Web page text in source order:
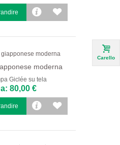
moderna
Giclée su tela
80,00 €
Carello